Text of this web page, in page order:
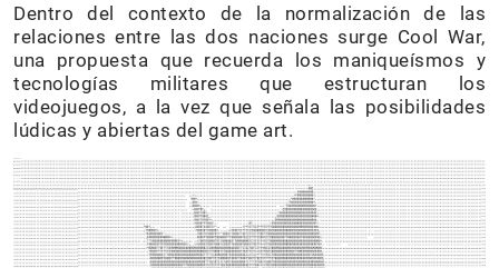
Dentro del contexto de la normalización de las
relaciones entre las dos naciones surge Cool War,
una propuesta que recuerda los maniqueísmos y
tecnologías militares que estructuran los
videojuegos, a la vez que señala las posibilidades
lúdicas y abiertas del game art.